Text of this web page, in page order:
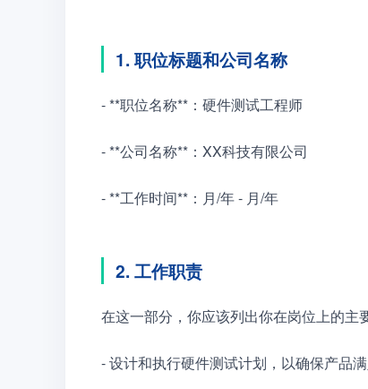
1. 职位标题和公司名称
- **职位名称**：硬件测试工程师
- **公司名称**：XX科技有限公司
- **工作时间**：月/年 - 月/年
2. 工作职责
在这一部分，你应该列出你在岗位上的主
- 设计和执行硬件测试计划，以确保产品